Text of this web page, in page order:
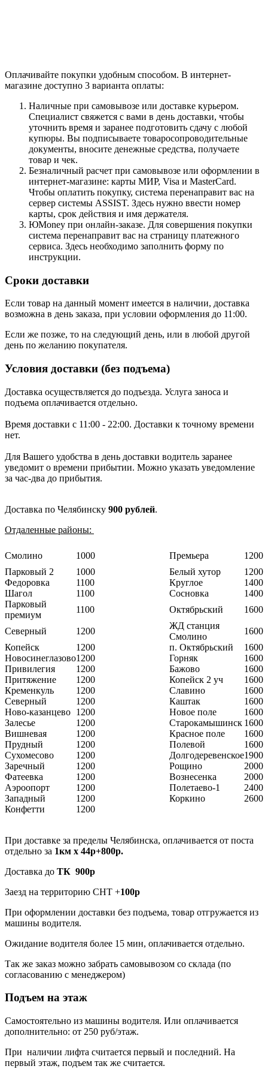
Оплачивайте покупки удобным способом. В интернет-
магазине доступно 3 варианта оплаты:
Наличные при самовывозе или доставке курьером.
Специалист свяжется с вами в день доставки, чтобы
уточнить время и заранее подготовить сдачу с любой
купюры. Вы подписываете товаросопроводительные
документы, вносите денежные средства, получаете
товар и чек.
Безналичный расчет при самовывозе или оформлении в
интернет-магазине: карты МИР, Visa и MasterCard.
Чтобы оплатить покупку, система перенаправит вас на
сервер системы ASSIST. Здесь нужно ввести номер
карты, срок действия и имя держателя.
ЮMoney при онлайн-заказе. Для совершения покупки
система перенаправит вас на страницу платежного
сервиса. Здесь необходимо заполнить форму по
инструкции.
Сроки доставки
Если товар на данный момент имеется в наличии, доставка
возможна в день заказа, при условии оформления до 11:00.
Если же позже, то на следующий день, или в любой другой
день по желанию покупателя.
Условия доставки (без подъема)
Доставка осуществляется до подъезда. Услуга заноса и
подъема оплачивается отдельно.
Время доставки с 11:00 - 22:00. Доставки к точному времени
нет.
Для Вашего удобства в день доставки водитель заранее
уведомит о времени прибытии. Можно указать уведомление
за час-два до прибытия.
Доставка по Челябинску 900 рублей.
Отдаленные районы:
Смолино 1000 Премьера
1200
Парковый 2
1000 Белый хутор
1200
Федоровка
1100 Круглое
1400
Шагол
1100 Сосновка
1400
Парковый
премиум
1100 Октябрьский 1600
Северный 1200
ЖД станция
Смолино
1600
Копейск
1200 п. Октябрьский
1600
Новосинеглазово1200 Горняк
1600
Привилегия
1200 Бажово
1600
Притяжение
1200 Копейск 2 уч
1600
Кременкуль
1200 Славино
1600
Северный
1200 Каштак
1600
Ново-казанцево 1200 Новое поле
1600
Залесье
1200 Старокамышинск 1600
Вишневая
1200 Красное поле
1600
Прудный
1200 Полевой
1600
Сухомесово
1200 Долгодеревенское1900
Заречный
1200 Рощино
2000
Фатеевка
1200 Вознесенка
2000
Аэроопорт
1200 Полетаево-1
2400
Западный
1200 Коркино
2600
Конфетти
1200
При доставке за пределы Челябинска, оплачивается от поста
отдельно за 1км х 44р+800р.
Доставка до ТК 900р
Заезд на территорию СНТ +100р
При оформлении доставки без подъема, товар отгружается из
машины водителя.
Ожидание водителя более 15 мин, оплачивается отдельно.
Так же заказ можно забрать самовывозом со склада (по
согласованию с менеджером)
Подъем на этаж
Самостоятельно из машины водителя. Или оплачивается
дополнительно: от 250 руб/этаж.
При наличии лифта считается первый и последний. На
первый этаж, подъем так же считается.